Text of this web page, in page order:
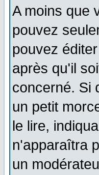
A moins que
pouvez
pouvez
après qu'il
concerné. Si
un petit
le lire,
n'apparaîtra
un